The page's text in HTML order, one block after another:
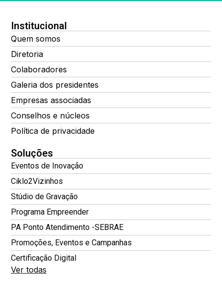
Institucional
Quem somos
Diretoria
Colaboradores
Galeria dos presidentes
Empresas associadas
Conselhos e núcleos
Política de privacidade
Soluções
Eventos de Inovação
Ciklo2Vizinhos
Stúdio de Gravação
Programa Empreender
PA Ponto Atendimento -SEBRAE
Promoções, Eventos e Campanhas
Certificação Digital
Ver todas